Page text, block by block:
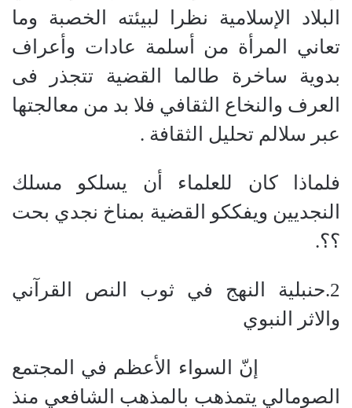
البلاد الإسلامية نظرا لبيئته الخصبة وما
تعاني المرأة من أسلمة عادات وأعراف
بدوية ساخرة طالما القضية تتجذر فى
العرف والنخاع الثقافي فلا بد من معالجتها
عبر سلالم تحليل الثقافة .
فلماذا كان للعلماء أن يسلكو مسلك
النجديين ويفككو القضية بمناخ نجدي بحت
؟؟.
2.حنبلية النهج في ثوب النص القرآني
والاثر النبوي
إنّ السواء الأعظم في المجتمع
الصومالي يتمذهب بالمذهب الشافعي منذ